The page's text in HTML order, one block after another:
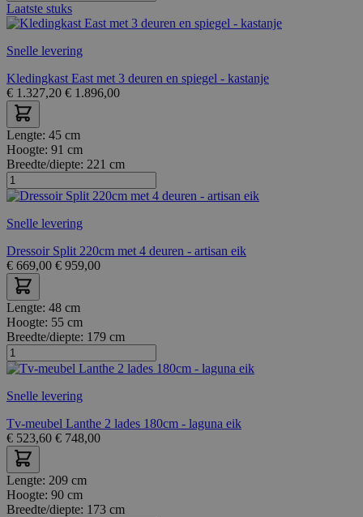
Laatste stuks
Snelle levering
Kledingkast East met 3 deuren en spiegel - kastanje
€ 1.327,20 € 1.896,00
Lengte: 45 cm
Hoogte: 91 cm
Breedte/diepte: 221 cm
Snelle levering
Dressoir Split 220cm met 4 deuren - artisan eik
€ 669,00 € 959,00
Lengte: 48 cm
Hoogte: 55 cm
Breedte/diepte: 179 cm
Snelle levering
Tv-meubel Lanthe 2 lades 180cm - laguna eik
€ 523,60 € 748,00
Lengte: 209 cm
Hoogte: 90 cm
Breedte/diepte: 173 cm